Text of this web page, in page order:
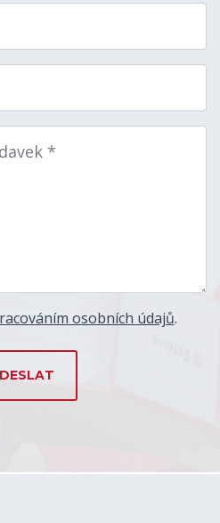
*
osobních údajů.